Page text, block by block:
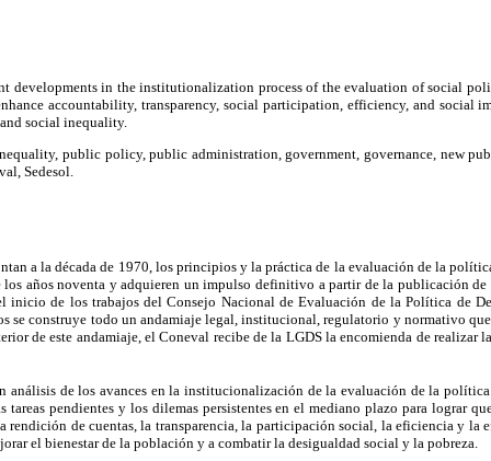
developments in the institutionalization process of the evaluation of social
accountability, transparency, social participation, efficiency, and social
social inequality.
public policy, public administration, government, governance, new
Sedesol.
a la década de 1970, los principios y la práctica de la evaluación de la
los años noventa y adquieren un impulso definitivo a partir de la publicación
inicio de los trabajos del Consejo Nacional de Evaluación de la Política de
se construye todo un andamiaje legal, institucional, regulatorio y normativo
de este andamiaje, el Coneval recibe de la LGDS la encomienda de realizar
análisis de los avances en la institucionalización de la evaluación de la
tareas pendientes y los dilemas persistentes en el mediano plazo para lograr
rendición de cuentas, la transparencia, la participación social, la eficiencia y la
el bienestar de la población y a combatir la desigualdad social y la pobreza.